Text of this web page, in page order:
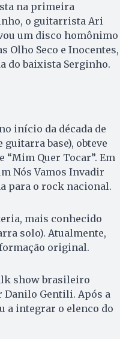
na primeira
o guitarrista Ari
um disco homônimo
Olho Seco e Inocentes,
do baixista Serginho.
início da década de
guitarra base), obteve
“Mim Quer Tocar”. Em
Nós Vamos Invadir
para o rock nacional.
mais conhecido
solo). Atualmente,
original.
show brasileiro
Danilo Gentili. Após a
a integrar o elenco do